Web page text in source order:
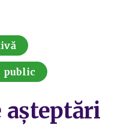
public
așteptări